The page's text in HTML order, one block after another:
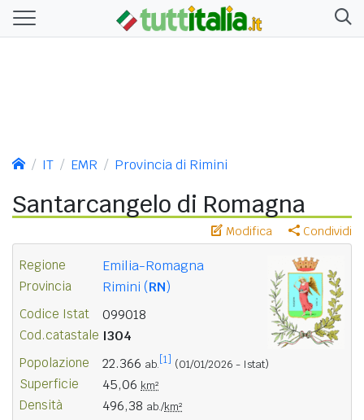
IT EMR Provincia di Rimini
Santarcangelo di Romagna
Modifica Condividi
Regione Emilia-Romagna
Provincia Rimini (RN)
Codice Istat 099018
Cod.catastale I304
Popolazione 22.366 ab. [1] (01/01/2026 - Istat)
Superficie 45,06 km²
Densità 496,38 ab./km²